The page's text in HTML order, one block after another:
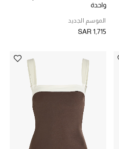
واحدة
الموسم الجديد
SAR 1,715